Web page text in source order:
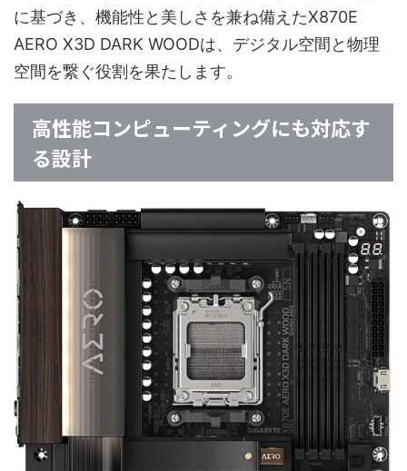
に基づき、機能性と美しさを兼ね備えたX870E
AERO X3D DARK WOODは、デジタル空間と物理
空間を繋ぐ役割を果たします。
高性能コンピューティングにも対応す
る設計